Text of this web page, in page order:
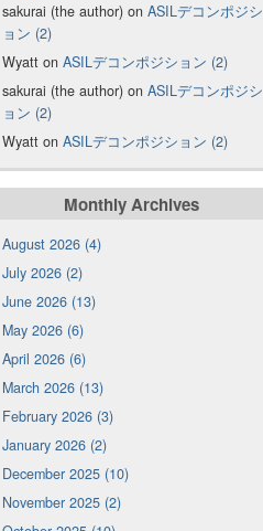
sakurai (the author) on ASILデコンポジシ
ョン (2)
Wyatt on ASILデコンポジション (2)
sakurai (the author) on ASILデコンポジシ
ョン (2)
Wyatt on ASILデコンポジション (2)
Monthly Archives
August 2026 (4)
July 2026 (2)
June 2026 (13)
May 2026 (6)
April 2026 (6)
March 2026 (13)
February 2026 (3)
January 2026 (2)
December 2025 (10)
November 2025 (2)